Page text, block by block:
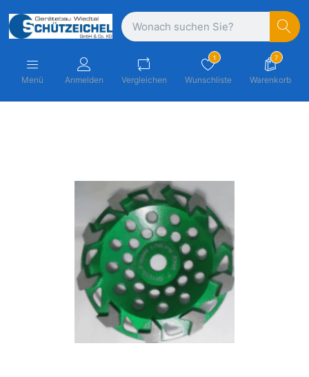
Menü Anmelden Vergleichen
1
Wunschliste
7
Warenkorb